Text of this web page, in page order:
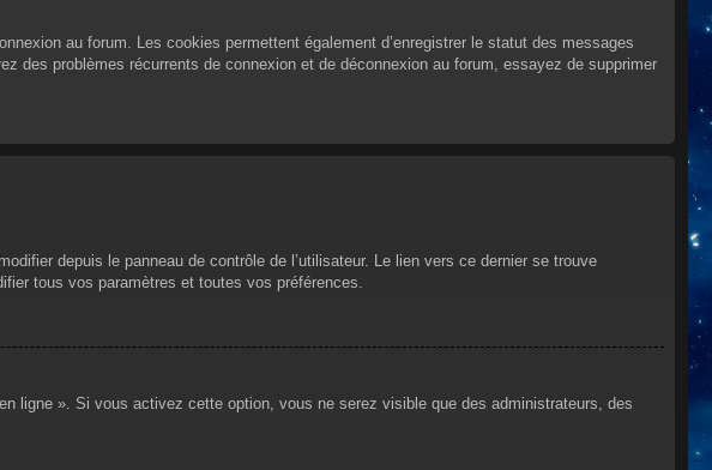
au forum. Les cookies permettent également d’enregistrer le statut des messages
des problèmes récurrents de connexion et de déconnexion au forum, essayez de supprimer
depuis le panneau de contrôle de l’utilisateur. Le lien vers ce dernier se trouve
tous vos paramètres et toutes vos préférences.
ligne ». Si vous activez cette option, vous ne serez visible que des administrateurs, des